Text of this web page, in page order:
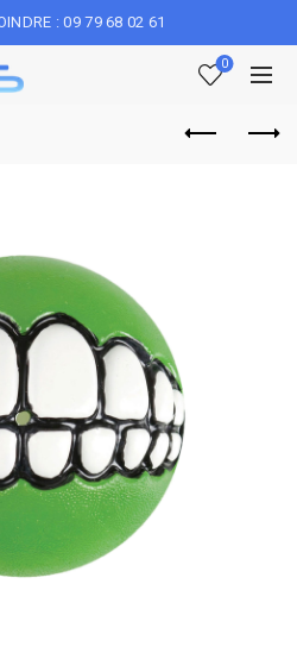
: 09 79 68 02 61
0